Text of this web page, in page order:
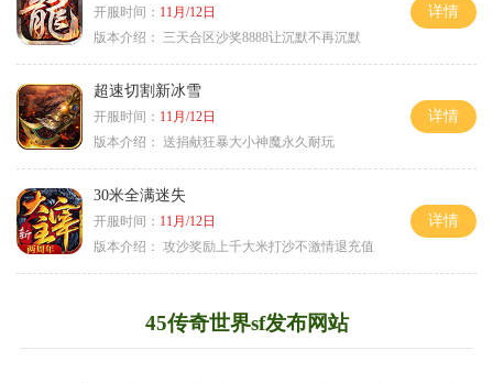
开服时间： 11月/12日
版本介绍：
三天合区沙奖8888让沉默不再沉默
详情
超速切割新冰雪
开服时间： 11月/12日
版本介绍： 送捐献狂暴大小神魔永久耐玩
详情
30米全满迷失
开服时间： 11月/12日
版本介绍： 攻沙奖励上千大米打沙不激情退充值
详情
45传奇世界sf发布网站